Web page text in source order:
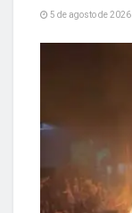
5 de agosto de 2026